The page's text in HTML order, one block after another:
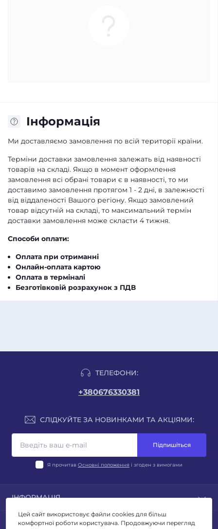
Iнформація
Ми доставляємо замовлення по всій території країни.
Терміни доставки замовлення залежать від наявності
товарів на складі. Якщо в момент оформлення
замовлення всі обрані товари є в наявності, то ми
доставимо замовлення протягом 1 - 2 дні, в залежності
від віддаленості Вашого регіону. Якщо замовлений
товар відсутній на складі, то максимальний термін
доставки замовлення може скласти 4 тижня.
Способи оплати:
Оплата при отриманні
Онлайн-оплата картою
Оплата в терміналі
Безготівковій розрахунок з ПДВ
ТЕЛЕФОНИ:
+380676330381
СЛІДКУЙТЕ ЗА НОВИНКАМИ ТА АКЦІЯМИ:
Підпишіться
Я прочитав Основні положення і згоден з вимогами
ІНФОРМАЦІЯ
Блог
ПОПУЛЯРНЕ
Цей сайт використовує файли cookies для більш
комфортної роботи користувача. Продовжуючи перегляд